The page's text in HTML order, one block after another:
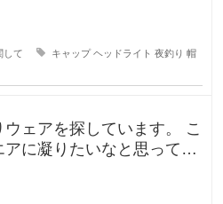
して キャップ ヘッドライト 夜釣り 帽
ェアを探しています。 こ
に凝りたいなと思ってい